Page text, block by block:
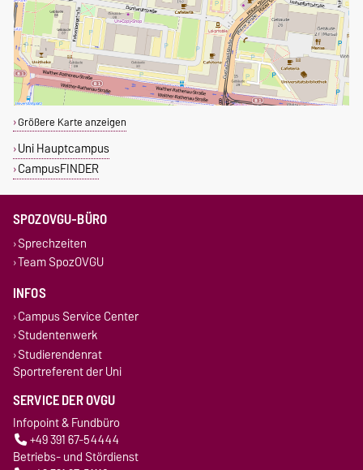
Größere Karte anzeigen
Uni Hauptcampus
CampusFINDER
SPOZOVGU-BÜRO
Sprechzeiten
Team SpozOVGU
INFOS
Campus Service Center
Studentenwerk
Studierendenrat
Sportreferent der Uni
SERVICE DER OVGU
Infopoint & Fundbüro
+49 391 67-54444
Betriebs- und Stördienst